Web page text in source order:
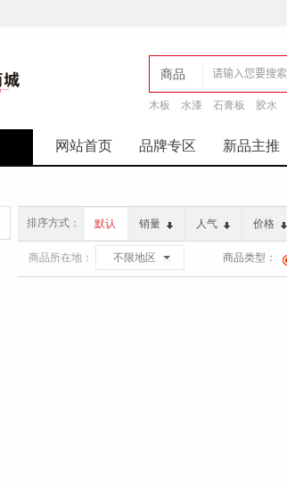
商品
店铺
木板 水漆 石膏板 胶水
网站首页 品牌专区 新品主推
排序方式： 默认 销量 人气 价格
商品所在地： 不限地区 商品类型：